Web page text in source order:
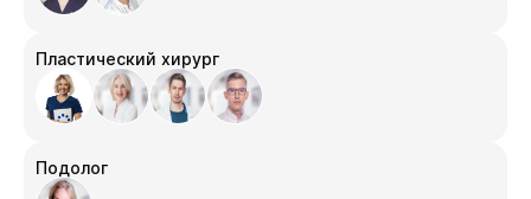
Пластический хирург
Подолог